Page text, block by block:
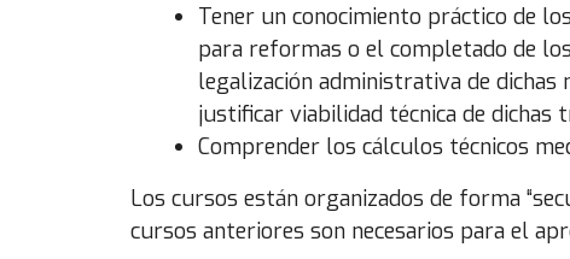
Tener un conocimiento práctico de
para reformas o el completado de
legalización administrativa de dichas
justificar viabilidad técnica de dichas
Comprender los cálculos técnicos
Los cursos están organizados de forma
cursos anteriores son necesarios para el